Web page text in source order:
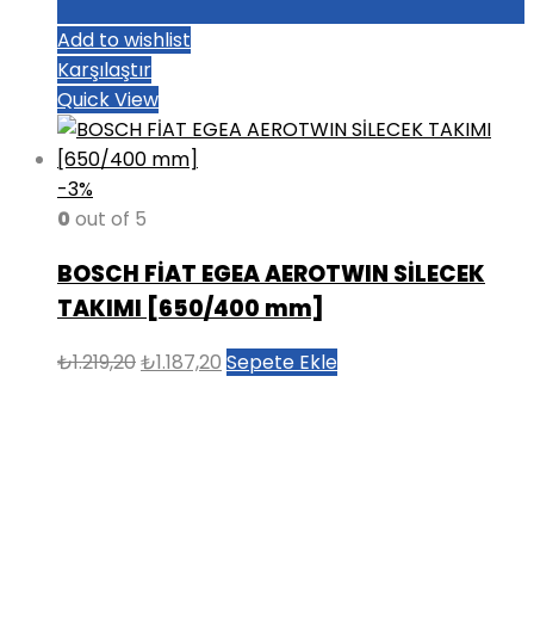
Add to wishlist
Karşılaştır
Quick View
-3%
0 out of 5
BOSCH FİAT EGEA AEROTWIN SİLECEK
TAKIMI [650/400 mm]
₺1.219,20Orijinal
₺1.187,20 Şu
Sepete Ekle